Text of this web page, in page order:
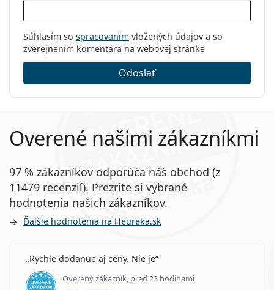
Súhlasím so spracovaním vložených údajov a so
zverejnením komentára na webovej stránke
Odoslať
Overené našimi zákazníkmi
97 % zákazníkov odporúča náš obchod (z
11479 recenzií). Prezrite si vybrané
hodnotenia našich zákazníkov.
Ďalšie hodnotenia na Heureka.sk
Rychle dodanue aj ceny. Nie je
Overený zákazník, pred 23 hodinami
hodnotenie 5 z 5